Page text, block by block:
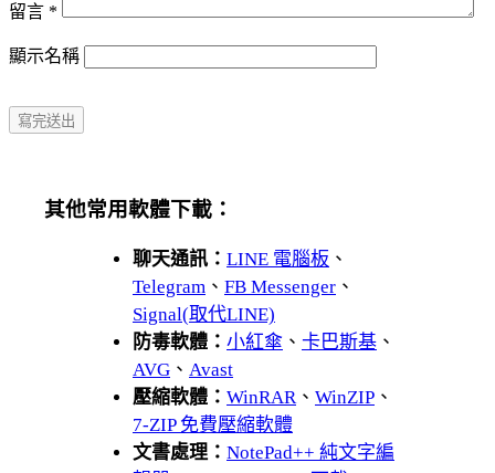
留言 *
顯示名稱
其他常用軟體下載：
聊天通訊： LINE 電腦板 、
Telegram 、 FB Messenger 、
Signal(取代LINE)
防毒軟體： 小紅傘 、 卡巴斯基 、
AVG 、 Avast
壓縮軟體： WinRAR、 WinZIP 、
7-ZIP 免費壓縮軟體
文書處理： NotePad++ 純文字編